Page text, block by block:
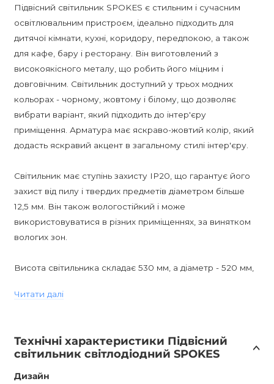
Підвісний світильник SPOKES є стильним і сучасним
освітлювальним пристроєм, ідеально підходить для
дитячої кімнати, кухні, коридору, передпокою, а також
для кафе, бару і ресторану. Він виготовлений з
високоякісного металу, що робить його міцним і
довговічним. Світильник доступний у трьох модних
кольорах - чорному, жовтому і білому, що дозволяє
вибрати варіант, який підходить до інтер'єру
приміщення. Арматура має яскраво-жовтий колір, який
додасть яскравий акцент в загальному стилі інтер'єру.
Світильник має ступінь захисту IP20, що гарантує його
захист від пилу і твердих предметів діаметром більше
12,5 мм. Він також вологостійкий і може
використовуватися в різних приміщеннях, за винятком
вологих зон.
Висота світильника складає 530 мм, а діаметр - 520 мм,
високими стелями. Він оснащений світлодіодною
Завдяки своєму об'ємному абажуру і двом
різнонаправленим світлодіодам, цей світильник створює
Читати далі
Технічні характеристики Підвісний
світильник світлодіодний SPOKES
Дизайн